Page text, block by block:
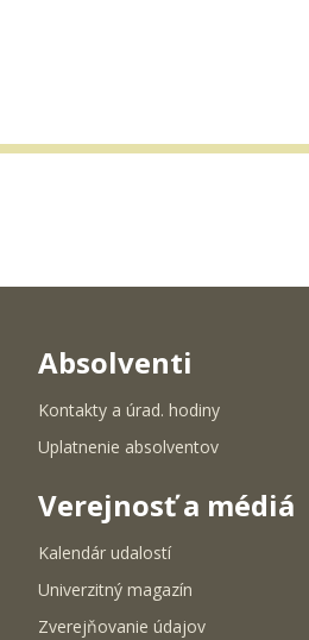
Absolventi
Kontakty a úrad. hodiny
Uplatnenie absolventov
Verejnosť a médiá
Kalendár udalostí
Univerzitný magazín
Zverejňovanie údajov